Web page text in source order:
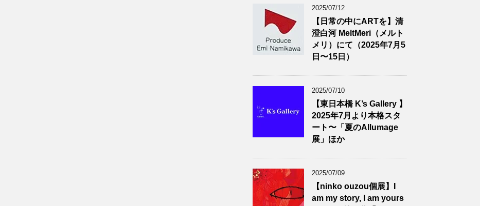
2025/07/12
【日常の中にARTを】清
澄白河 MeltMeri（メルト
メリ）にて（2025年7月5
日〜15日）
2025/07/10
【東日本橋 K’s Gallery 】
2025年7月より本格スタ
ート〜「夏のAllumage
展」ほか
2025/07/09
【ninko ouzou個展】I
am my story, I am yours